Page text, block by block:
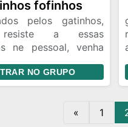
fofinhos
pelos gatinhos,
a essas
ne pessoal, venha
tanto ama 😍
NO GRUPO
« 1